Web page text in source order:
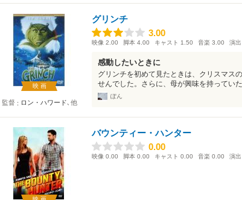
映画
監督 ロン・ハワード､他
グリンチ
3.00
3.00
映像 2.00 脚本 4.00 キャスト 1.50 音楽 3.00 演出
感動したいときに
グリンチを初めて見たときは、クリスマス
せんでした。さらに、母が興味を持ってい
ぽん
バウンティー・ハンター
0.00
0.00
映像 0.00 脚本 0.00 キャスト 0.00 音楽 0.00 演出